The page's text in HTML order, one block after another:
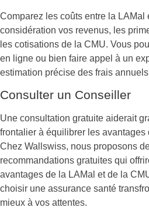
Comparez les coûts entre la LAMal
considération vos revenus, les
les cotisations de la CMU. Vous
en ligne ou bien faire appel à un
estimation précise des frais
Consulter un Conseiller
Une consultation gratuite aiderait
frontalier à équilibrer les avantages
Chez Wallswiss, nous proposons
recommandations gratuites qui
avantages de la LAMal et de la
choisir une assurance santé
mieux à vos attentes.